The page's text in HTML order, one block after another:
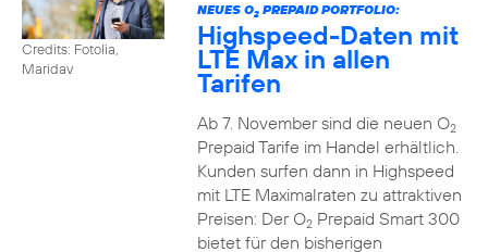
Credits: Fotolia,
Maridav
NEUES O2PREPAID PORTFOLIO:
Highspeed-Daten mit
LTE Max in allen
Tarifen
Ab 7. November sind die neuen O2
Prepaid Tarife im Handel erhältlich.
Kunden surfen dann in Highspeed
mit LTE Maximalraten zu attraktiven
Preisen: Der O2Prepaid Smart 300
bietet für den bisherigen